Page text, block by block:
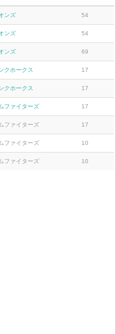
ンズ 54
ンズ 54
ンズ 69
クホークス 17
クホークス 17
ファイターズ 17
ファイターズ 17
ファイターズ 10
ファイターズ 10